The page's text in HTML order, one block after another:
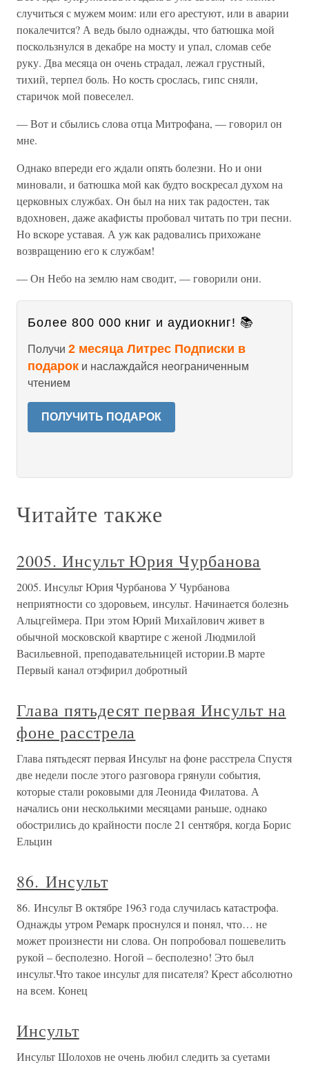
случиться с мужем моим: или его арестуют, или в аварии
покалечится? А ведь было однажды, что батюшка мой
поскользнулся в декабре на мосту и упал, сломав себе
руку. Два месяца он очень страдал, лежал грустный,
тихий, терпел боль. Но кость срослась, гипс сняли,
старичок мой повеселел.
— Вот и сбылись слова отца Митрофана, — говорил он
мне.
Однако впереди его ждали опять болезни. Но и они
миновали, и батюшка мой как будто воскресал духом на
церковных службах. Он был на них так радостен, так
вдохновен, даже акафисты пробовал читать по три песни.
Но вскоре уставая. А уж как радовались прихожане
возвращению его к службам!
— Он Небо на землю нам сводит, — говорили они.
Более 800 000 книг и аудиокниг! 📚
Получи 2 месяца Литрес Подписки в
подарок и наслаждайся неограниченным
чтением
ПОЛУЧИТЬ ПОДАРОК
Читайте также
2005. Инсульт Юрия Чурбанова
2005. Инсульт Юрия Чурбанова У Чурбанова
неприятности со здоровьем, инсульт. Начинается болезнь
Альцгеймера. При этом Юрий Михайлович живет в
обычной московской квартире с женой Людмилой
Васильевной, преподавательницей истории.В марте
Первый канал отэфирил добротный
Глава пятьдесят первая Инсульт на
фоне расстрела
Глава пятьдесят первая Инсульт на фоне расстрела Спустя
две недели после этого разговора грянули события,
которые стали роковыми для Леонида Филатова. А
начались они несколькими месяцами раньше, однако
обострились до крайности после 21 сентября, когда Борис
Ельцин
86. Инсульт
86. Инсульт В октябре 1963 года случилась катастрофа.
Однажды утром Ремарк проснулся и понял, что… не
может произнести ни слова. Он попробовал пошевелить
рукой – бесполезно. Ногой – бесполезно! Это был
инсульт.Что такое инсульт для писателя? Крест абсолютно
на всем. Конец
Инсульт
Инсульт Шолохов не очень любил следить за суетами